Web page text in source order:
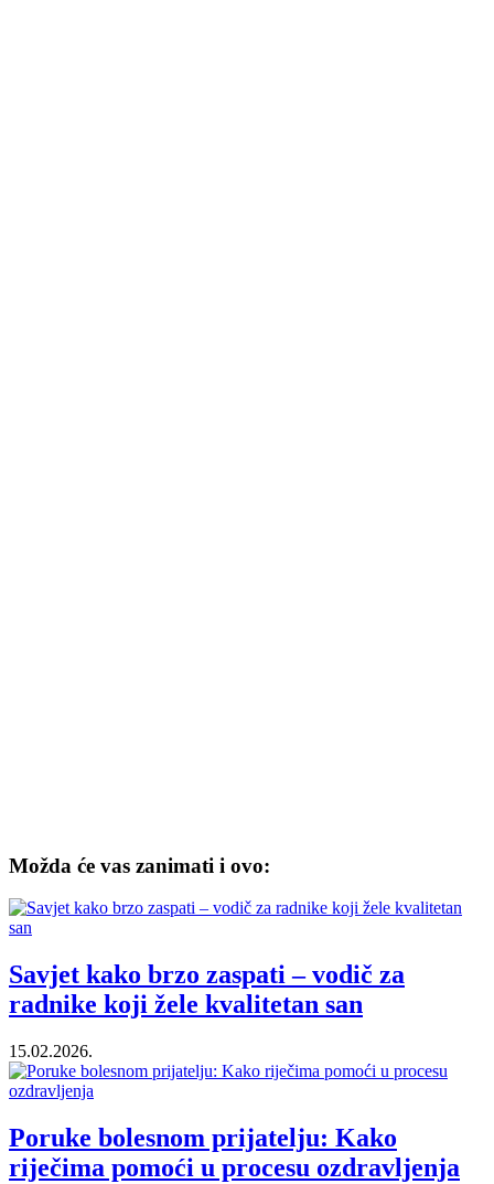
Možda će vas zanimati i ovo:
Savjet kako brzo zaspati – vodič za
radnike koji žele kvalitetan san
15.02.2026.
Poruke bolesnom prijatelju: Kako
riječima pomoći u procesu ozdravljenja